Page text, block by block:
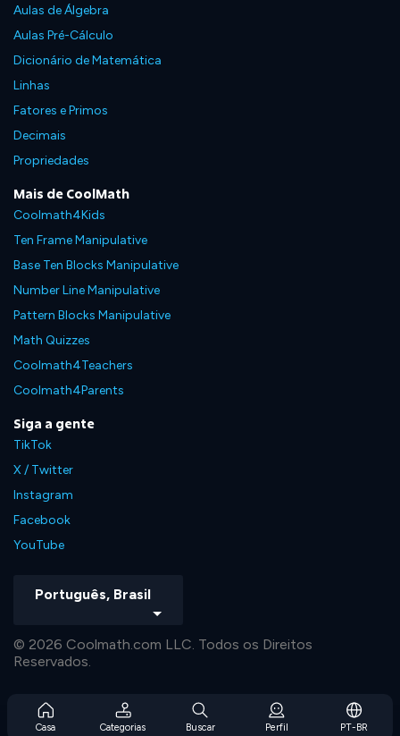
Casa Categorias Buscar Perfil PT-BR
Aulas de Álgebra
Aulas Pré-Cálculo
Dicionário de Matemática
Linhas
Fatores e Primos
Decimais
Propriedades
Mais de CoolMath
Coolmath4Kids
Ten Frame Manipulative
Base Ten Blocks Manipulative
Number Line Manipulative
Pattern Blocks Manipulative
Math Quizzes
Coolmath4Teachers
Coolmath4Parents
Siga a gente
TikTok
X / Twitter
Instagram
Facebook
YouTube
Português, Brasil
© 2026 Coolmath.com LLC. Todos os Direitos
Reservados.